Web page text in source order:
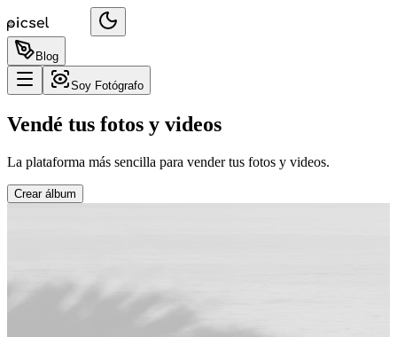
Blog
Soy Fotógrafo
Vendé tus fotos y videos
La plataforma más sencilla para vender tus fotos y videos.
Crear álbum